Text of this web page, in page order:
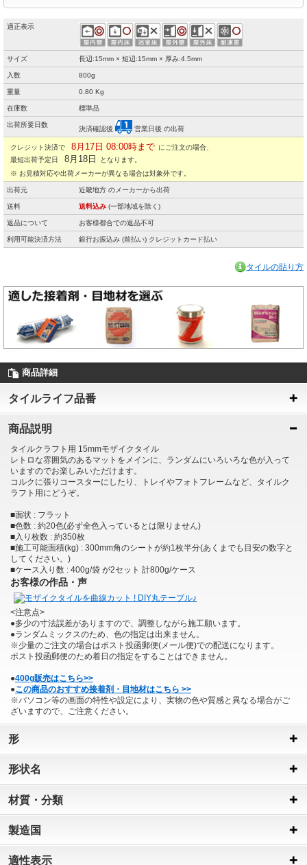
適正表示
サイズ 長辺:15mm × 短辺:15mm × 厚み:4.5mm
入数 800g
重量 0.80 Kg
在庫数 標準品
出荷所要日数
決済確認後 営業日後 の出荷
クレジット決済で 8月17日 08:00時まで にご注文の場合、
最短出荷予定日
8月18日
となります。
※ お見積対応や出荷メーカーが異なる場合は対象外です。
出荷元 近畿地方 のメーカーから出荷
送料 送料込み (一部地域を除く)
返品について お客様都合での返品不可
利用可能決済方法 銀行お振込み (前払い) クレジットカード払い
タイルの貼り方
商品詳細
タイルライフ品番
商品説明
タイルクラフト用 15mmモザイクタイル
レトロな雰囲気のあるマットをメインに、ランダムにいろいろな色が入って
いますのでお楽しみいただけます。
コルクに張りコースターにしたり、トレイやフォトフレームなど、タイルク
ラフト用にどうぞ。
■面状 : フラット
■色数 : 約20色(必ず全色入っているとは限りません)
■入り枚数 : 約350枚
■施工可能面積(kg) : 300mm角のシートが約1枚半分(あくまでも目安の数字と
してください。)
■ケース入り数 : 400g/袋 が2セット 計800g/ケース
お客様の作品・声
<注意点>
●多少の寸法誤差がありますので、調整しながら施工願います。
●ランダムミックスのため、色の指定は出来ません。
※少量のご注文の場合はポスト投函郵便(メール便)での配送になります。
ポスト投函郵便のため着日の指定をすることはできません。
●400g販売はこちら>>
●この商品のおすすめ接着剤・目地材はこちら >>
※パソコン等の画面の特性や設定により、実物の色や質感と異なる場合がご
ざいますので、ご注意ください。
形
形状名
材質・分類
製造国
適性表示